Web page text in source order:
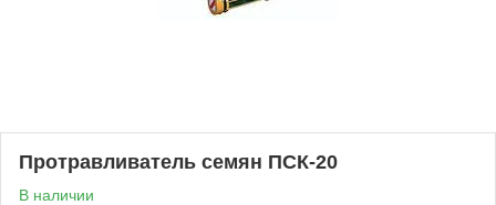
Протравливатель семян ПСК-20
В наличии